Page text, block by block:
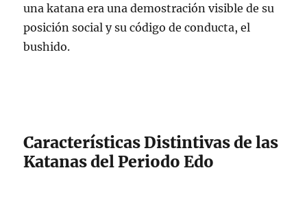
una katana era una demostración visible de su
posición social y su código de conducta, el
bushido.
Características Distintivas de las
Katanas del Periodo Edo